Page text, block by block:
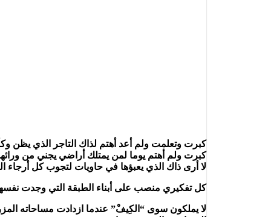
كبرت وتعلمت ولم أعد أهتم لذاك التاجر الذي يظن
كبرت ولم أهتم يوما لمن يمتلك أراضي يجني من
لا أرى ذاك الذي يعبؤها في حاويات لتجوب كل أرجاء
كل تفكيري منصب على أبناء الطبقة التي وجدت
لا يملكون سوى “الكِيفْ” عندما ازدادت مساحاته